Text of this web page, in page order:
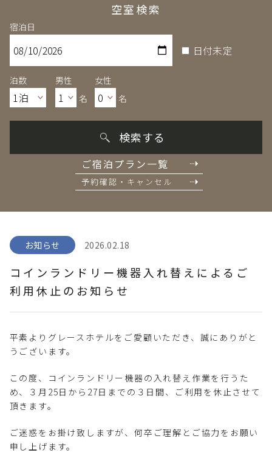
空室検索
宿泊日
日付未定
泊数
男性
名
女性
名
検索する
ご宿泊プラン一覧
予約確認・キャンセル
お知らせ 2026.02.18
コインランドリー機器入れ替えによるご
利用休止のお知らせ
平素よりグレースホテルをご愛顧いただき、誠にありがと
うございます。
この度、コインランドリー機器の入れ替え作業を行うた
め、３月25日から27日までの３日間、ご利用を休止させて
頂きます。
ご迷惑をお掛け致しますが、何卒ご理解とご協力をお願い
申し上げます。